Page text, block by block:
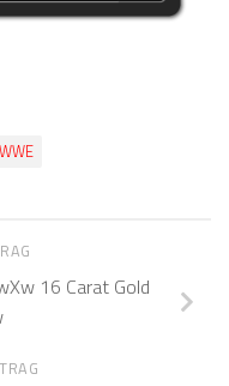
WWE
16 Carat Gold